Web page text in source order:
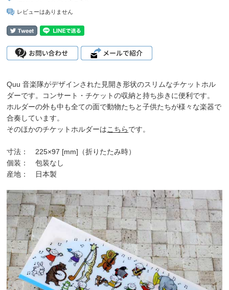
レビューはありません
Quu 音楽隊がデザインされた見開き形状のスリムなチケットホル
ダーです。コンサート・チケットの収納と持ち歩きに便利です。
ホルダーの外も中も全ての面で動物たちと子供たちが様々な楽器で
合奏しています。
そのほかのチケットホルダーはこちらです。
寸法： 225×97 [mm]（折りたたみ時）
個装： 包装なし
産地： 日本製